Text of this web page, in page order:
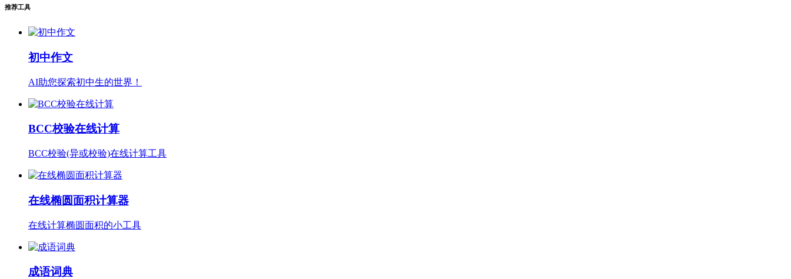
推荐工具
初中作文
AI助您探索初中生的世界！
BCC校验在线计算
BCC校验(异或校验)在线计算工具
在线椭圆面积计算器
在线计算椭圆面积的小工具
成语词典